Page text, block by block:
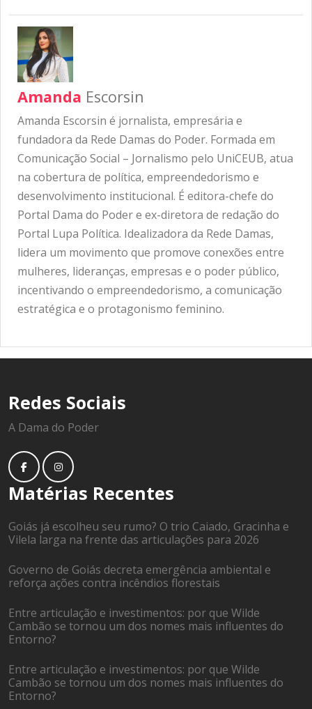
Amanda Escorsin
Amanda Escorsin é jornalista, empresária e
fundadora da Rede Damas do Poder. Formada em
Comunicação Social – Jornalismo pelo UniCEUB, atua
na cobertura de política, empreendedorismo e
desenvolvimento institucional. É editora-chefe do
Portal Dama do Poder e ex-diretora de redação do
Portal Lupa Política. Idealizadora da Rede Damas,
lidera um movimento que promove conexões entre
mulheres, lideranças, empresas e o poder público,
incentivando o empreendedorismo, a comunicação
estratégica e o protagonismo feminino.
Redes Sociais
A Dama do Poder
Matérias Recentes
Goiás já escolheu seu rumo? O trio Caiado, Gracinha e
Vilela larga na frente das articulações para 2026
Governo de Goiás decreta emergência ambiental e
reforça ações contra incêndios florestais
Entre articulação e investimentos: por que Wilde
Cambão se tornou um dos nomes mais influentes do
Entorno?
Entre articulação e investimentos: por que Wilde
Cambão se tornou um dos nomes mais influentes do
Entorno?